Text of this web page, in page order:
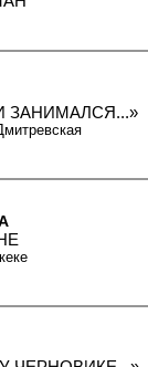
ЗАНИМАЛСЯ...»